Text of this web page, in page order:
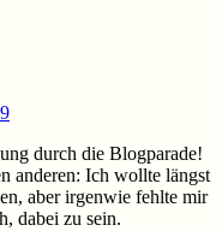
durch die Blogparade!
anderen: Ich wollte längst
aber irgenwie fehlte mir
dabei zu sein.